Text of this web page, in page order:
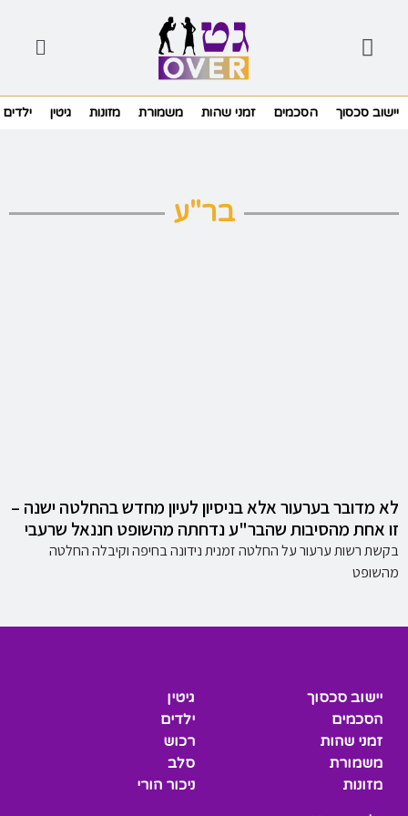
יישוב סכסוך הסכמים זמני שהות משמורת מזונות גיטין ילדים
בר"ע
לא מדובר בערעור אלא בניסיון לעיון מחדש בהחלטה ישנה –
זו אחת מהסיבות שהבר"ע נדחתה מהשופט חננאל שרעבי
בקשת רשות ערעור על החלטה זמנית נידונה בחיפה וקיבלה החלטה
מהשופט
יישוב סכסוך
הסכמים
זמני שהות
משמורת
מזונות
גיטין
ילדים
רכוש
סלב
ניכור הורי